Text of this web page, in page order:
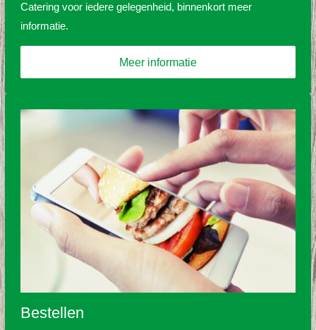
Catering voor iedere gelegenheid, binnenkort meer
informatie.
Meer informatie
Bestellen